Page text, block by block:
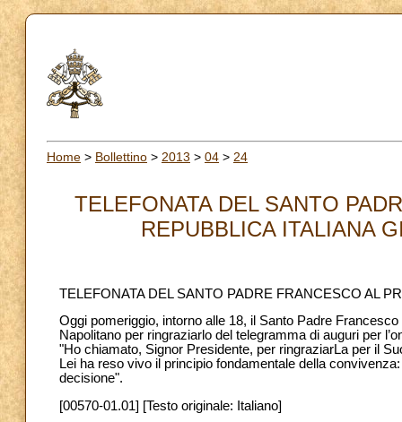
Home > Bollettino > 2013 > 04 > 24
TELEFONATA DEL SANTO
REPUBBLICA ITALIANA
TELEFONATA DEL SANTO PADRE FRANCESCO AL
Oggi pomeriggio, intorno alle 18, il Santo Padre
Napolitano per ringraziarlo del telegramma di auguri per
"Ho chiamato, Signor Presidente, per ringraziarLa per il
Lei ha reso vivo il principio fondamentale della
decisione".
[00570-01.01] [Testo originale: Italiano]